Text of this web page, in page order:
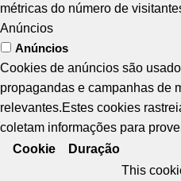
métricas do número de
Anúncios
Anúncios
Cookies de anúncios são
propagandas e campanhas de
relevantes.Estes cookies
coletam informações para
Cookie
Duração
This